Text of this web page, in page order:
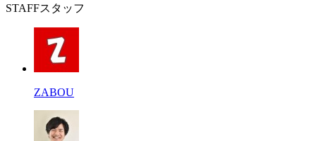
STAFFスタッフ
ZABOU